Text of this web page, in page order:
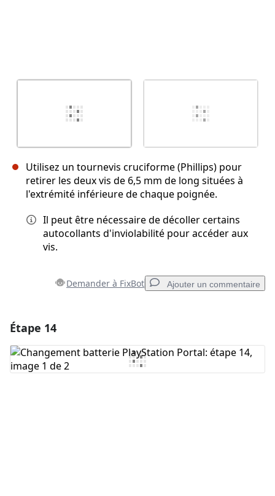
Utilisez un tournevis cruciforme (Phillips) pour
retirer les deux vis de 6,5 mm de long situées à
l'extrémité inférieure de chaque poignée.
Il peut être nécessaire de décoller certains
autocollants d'inviolabilité pour accéder aux
vis.
Demander à FixBot Ajouter un commentaire
Ajouter un commentaire
Étape 14